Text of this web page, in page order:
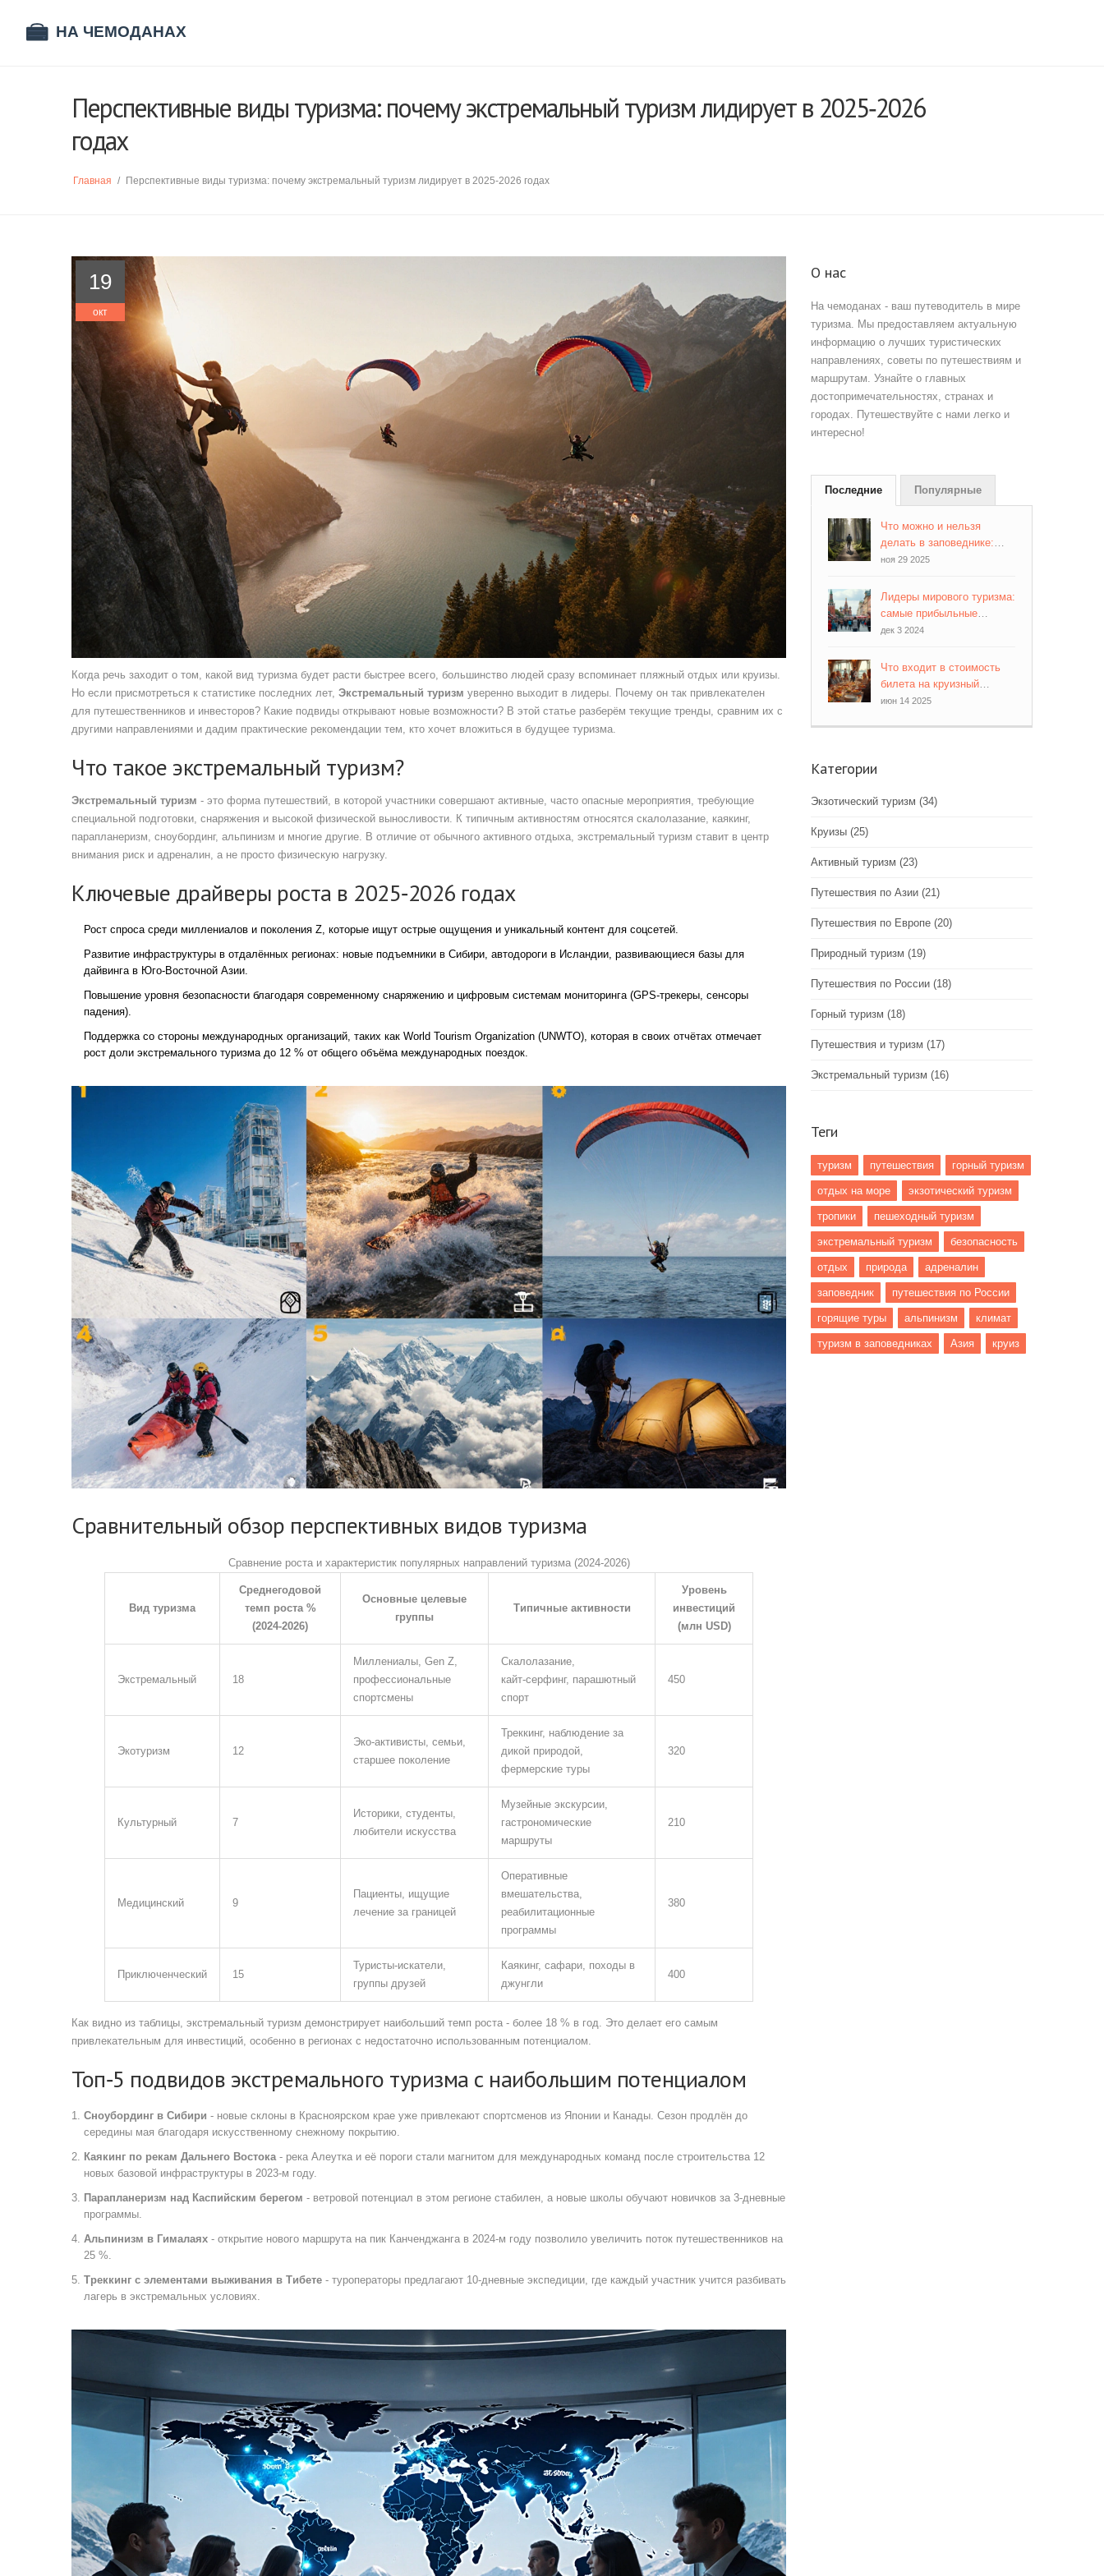
Перспективные виды туризма: почему экстремальный туризм лидирует в 2025‑2026
годах
Главная / Перспективные виды туризма: почему экстремальный туризм лидирует в 2025‑2026 годах
19
окт
Когда речь заходит о том, какой вид туризма будет расти быстрее всего, большинство людей сразу вспоминает пляжный отдых или круизы.
Но если присмотреться к статистике последних лет, Экстремальный туризм уверенно выходит в лидеры. Почему он так привлекателен
для путешественников и инвесторов? Какие подвиды открывают новые возможности? В этой статье разберём текущие тренды, сравним их с
другими направлениями и дадим практические рекомендации тем, кто хочет вложиться в будущее туризма.
Что такое экстремальный туризм?
Экстремальный туризм - это форма путешествий, в которой участники совершают активные, часто опасные мероприятия, требующие
специальной подготовки, снаряжения и высокой физической выносливости. К типичным активностям относятся скалолазание, каякинг,
парапланеризм, сноубординг, альпинизм и многие другие. В отличие от обычного активного отдыха, экстремальный туризм ставит в центр
внимания риск и адреналин, а не просто физическую нагрузку.
Ключевые драйверы роста в 2025‑2026 годах
Рост спроса среди миллениалов и поколения Z, которые ищут острые ощущения и уникальный контент для соцсетей.
Развитие инфраструктуры в отдалённых регионах: новые подъемники в Сибири, автодороги в Исландии, развивающиеся базы для
дайвинга в Юго‑Восточной Азии.
Повышение уровня безопасности благодаря современному снаряжению и цифровым системам мониторинга (GPS‑трекеры, сенсоры
падения).
Поддержка со стороны международных организаций, таких как World Tourism Organization (UNWTO), которая в своих отчётах отмечает
рост доли экстремального туризма до 12 % от общего объёма международных поездок.
Сравнительный обзор перспективных видов туризма
Сравнение роста и характеристик популярных направлений туризма (2024‑2026)
Вид туризма
Среднегодовой
темп роста %
(2024‑2026)
Основные целевые
группы
Типичные активности
Уровень
инвестиций
(млн USD)
Экстремальный 18
Миллениалы, Gen Z,
профессиональные
спортсмены
Скалолазание,
кайт‑серфинг, парашютный
спорт
450
Экотуризм 12
Эко‑активисты, семьи,
старшее поколение
Треккинг, наблюдение за
дикой природой,
фермерские туры
320
Культурный 7
Историки, студенты,
любители искусства
Музейные экскурсии,
гастрономические
маршруты
210
Медицинский 9
Пациенты, ищущие
лечение за границей
Оперативные
вмешательства,
реабилитационные
программы
380
Приключенческий 15
Туристы‑искатели,
группы друзей
Каякинг, сафари, походы в
джунгли
400
Как видно из таблицы, экстремальный туризм демонстрирует наибольший темп роста - более 18 % в год. Это делает его самым
привлекательным для инвестиций, особенно в регионах с недостаточно использованным потенциалом.
Топ‑5 подвидов экстремального туризма с наибольшим потенциалом
Сноубординг в Сибири - новые склоны в Красноярском крае уже привлекают спортсменов из Японии и Канады. Сезон продлён до
середины мая благодаря искусственному снежному покрытию.
Каякинг по рекам Дальнего Востока - река Алеутка и её пороги стали магнитом для международных команд после строительства 12
новых базовой инфраструктуры в 2023‑м году.
Парапланеризм над Каспийским берегом - ветровой потенциал в этом регионе стабилен, а новые школы обучают новичков за 3‑дневные
программы.
Альпинизм в Гималаях - открытие нового маршрута на пик Канченджанга в 2024‑м году позволило увеличить поток путешественников на
25 %.
Треккинг с элементами выживания в Тибете - туроператоры предлагают 10‑дневные экспедиции, где каждый участник учится разбивать
лагерь в экстремальных условиях.
О нас
На чемоданах - ваш путеводитель в мире
туризма. Мы предоставляем актуальную
информацию о лучших туристических
направлениях, советы по путешествиям и
маршрутам. Узнайте о главных
достопримечательностях, странах и
городах. Путешествуйте с нами легко и
интересно!
Последние Популярные
Что можно и нельзя
делать в заповеднике:
полный гид для туристов
ноя 29 2025
Лидеры мирового туризма:
самые прибыльные
страны
дек 3 2024
Что входит в стоимость
билета на круизный
лайнер: разоблачение
июн 14 2025
Категории
Экзотический туризм (34)
Круизы (25)
Активный туризм (23)
Путешествия по Азии (21)
Путешествия по Европе (20)
Природный туризм (19)
Путешествия по России (18)
Горный туризм (18)
Путешествия и туризм (17)
Экстремальный туризм (16)
Теги
туризм путешествия горный туризм
отдых на море экзотический туризм
тропики пешеходный туризм
экстремальный туризм безопасность
отдых природа адреналин
заповедник путешествия по России
горящие туры альпинизм климат
туризм в заповедниках Азия круиз